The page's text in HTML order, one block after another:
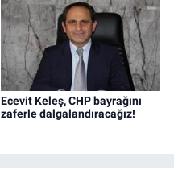
Ecevit Keleş, CHP bayrağını
zaferle dalgalandıracağız!